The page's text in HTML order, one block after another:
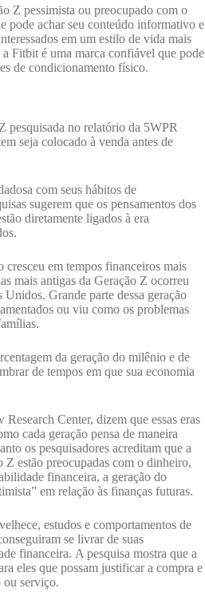
Z pessimista ou preocupado com o
pode achar seu conteúdo informativo e
​​em um estilo de vida mais
Fitbit é uma marca confiável que pode
de condicionamento físico.
pesquisada no relatório da 5WPR
seja colocado à venda antes de
com seus hábitos de
sugerem que os pensamentos dos
diretamente ligados à era
em tempos financeiros mais
mais antigas da Geração Z ocorreu
Unidos. Grande parte dessa geração
ou viu como os problemas
da geração do milênio e de
de tempos em que sua economia
Center, dizem que essas eras
cada geração pensa de maneira
os pesquisadores acreditam que a
Z estão preocupadas com o dinheiro,
financeira, a geração do
em relação às finanças futuras.
estudos e comportamentos de
se livrar de suas
financeira. A pesquisa mostra que a
eles que possam justificar a compra e
ou serviço.